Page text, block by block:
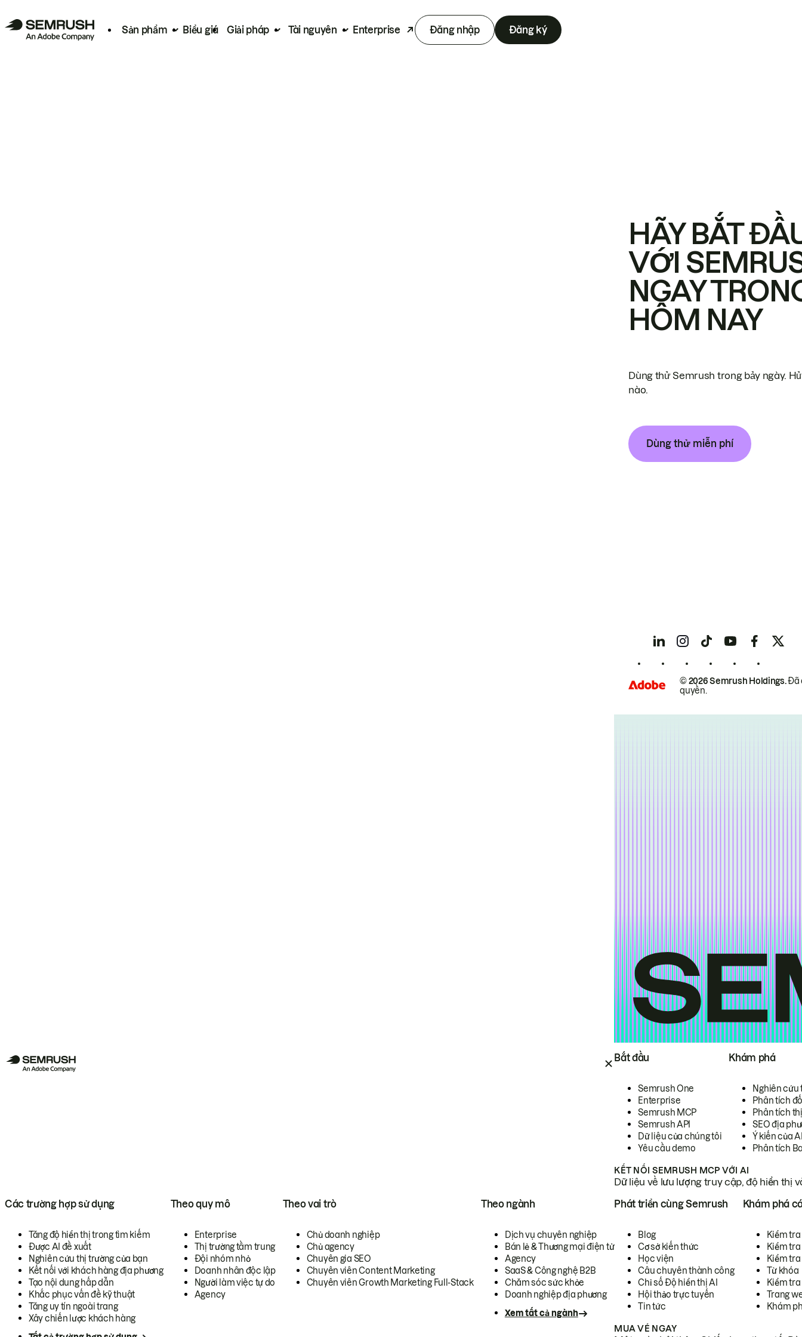
Sản phẩm Biểu giá Giải pháp Tài nguyên Enterprise Đăng nhập Đăng ký
Bắt đầu
Semrush One
Enterprise
Semrush MCP
Semrush API
Dữ liệu của chúng tôi
Yêu cầu demo
Khám phá
Nghiên cứu
Phân tích
Phân tích
SEO địa
Ý kiến của
Phân tích
KẾT NỐI SEMRUSH MCP VỚI AI
Dữ liệu về lưu lượng truy cập, độ hiển thị
Các trường hợp sử dụng
Tăng độ hiển thị trong tìm kiếm
Được AI đề xuất
Nghiên cứu thị trường của bạn
Kết nối với khách hàng địa phương
Tạo nội dung hấp dẫn
Khắc phục vấn đề kỹ thuật
Tăng uy tín ngoài trang
Xây chiến lược khách hàng
Theo quy mô
Enterprise
Thị trường tầm trung
Đội nhóm nhỏ
Doanh nhân độc lập
Người làm việc tự do
Agency
Theo vai trò
Chủ doanh nghiệp
Chủ agency
Chuyên gia SEO
Chuyên viên Content Marketing
Chuyên viên Growth Marketing Full-Stack
Theo ngành
Dịch vụ chuyên nghiệp
Bán lẻ & Thương mại điện tử
Agency
SaaS & Công nghệ B2B
Chăm sóc sức khỏe
Doanh nghiệp địa phương
Xem tất cả ngành
Phát triển cùng Semrush
Blog
Cơ sở kiến thức
Học viện
Câu chuyên thành công
Chỉ số Độ hiển thị AI
Hội thảo trực tuyến
Tin tức
Khám phá
Kiểm
Kiểm tra
Kiểm
Từ khóa
Kiểm
Trang
Khám
MUA VÉ NGAY
HÃY BẮT
VỚI
NGAY
HÔM NAY
Dùng thử Semrush trong bảy ngày.
nào.
Dùng thử miễn phí
© 2026 Semrush Holdings.Đã
quyền.